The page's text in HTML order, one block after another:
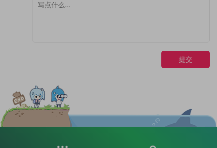
提交